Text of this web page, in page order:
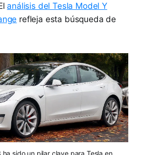
análisis del Tesla Model Y
refleja esta búsqueda de
ha sido un pilar clave para Tesla en